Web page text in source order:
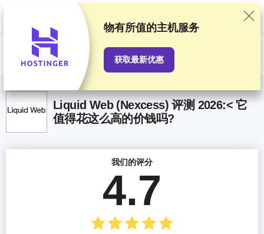
我们基于严格的测试和研究对服务提供商进行排名，同时也会考虑用户反
馈以及我们与提供商之间签订的商业协议。本页面包含联盟链接。
广告披
Liquid Web (Nexcess) 评测 2026:< 它
值得花这么高的价钱吗?
我们的评分
4.7
物有所值的主机服务
获取最新优惠